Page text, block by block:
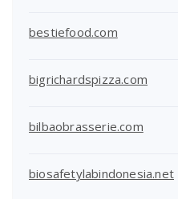
bestiefood.com
bigrichardspizza.com
bilbaobrasserie.com
biosafetylabindonesia.net